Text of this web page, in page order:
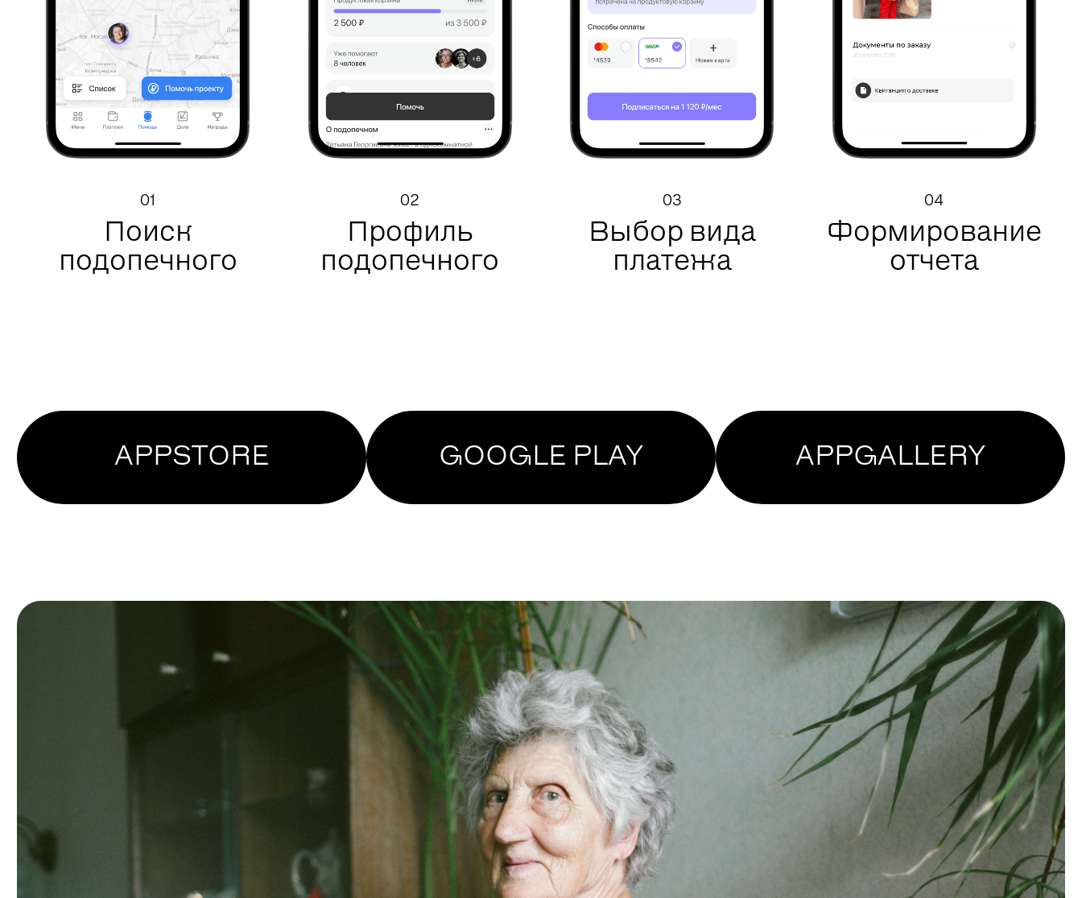
01
Поиск
подопечного
02
Профиль
подопечного
03
Выбор вида
платежа
04
Формирование
отчета
APPSTORE GOOGLE PLAY APPGALLERY